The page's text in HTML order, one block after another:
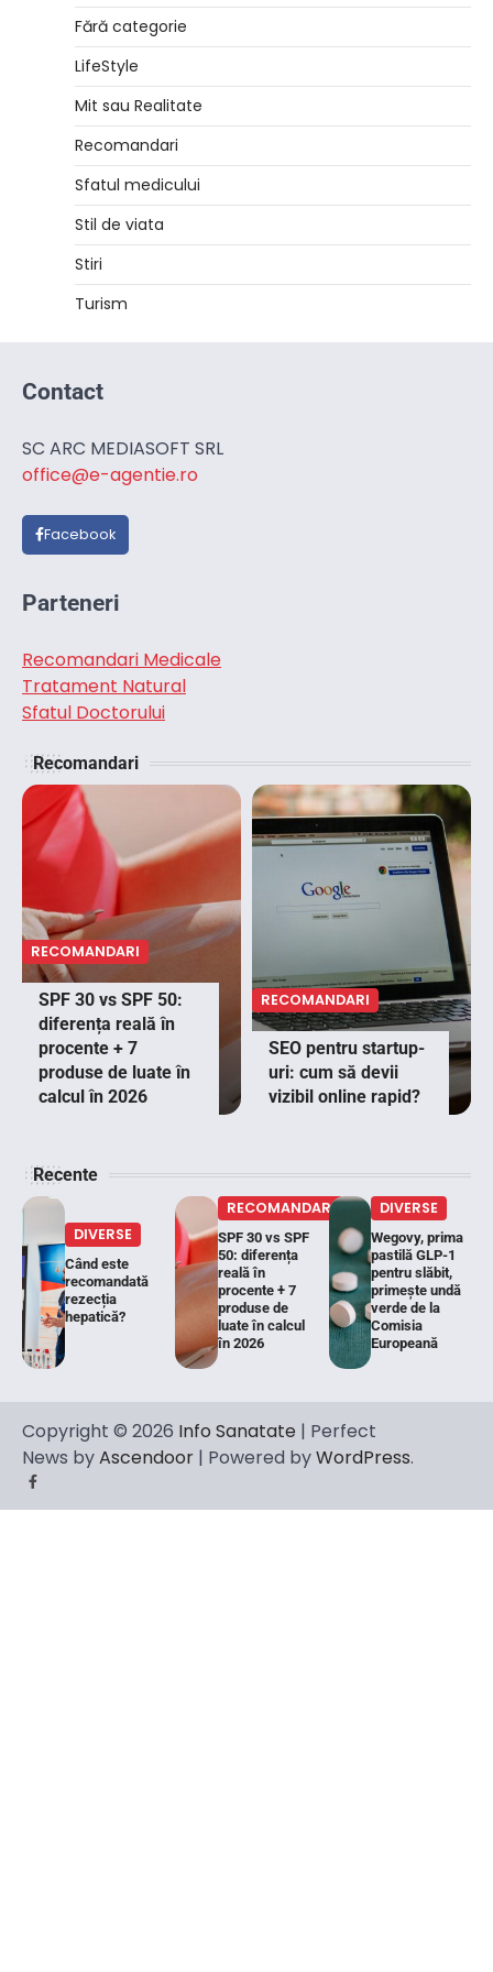
Fără categorie
LifeStyle
Mit sau Realitate
Recomandari
Sfatul medicului
Stil de viata
Stiri
Turism
Contact
SC ARC MEDIASOFT SRL
office@e-agentie.ro
Facebook
Parteneri
Recomandari Medicale
Tratament Natural
Sfatul Doctorului
Recomandari
RECOMANDARI
SPF 30 vs SPF 50:
diferența reală în
procente + 7
produse de luate în
calcul în 2026
RECOMANDARI
SEO pentru startup-
uri: cum să devii
vizibil online rapid?
Recente
DIVERSE
Când este
recomandată
rezecția
hepatică?
RECOMANDARI
SPF 30 vs SPF
50: diferența
reală în
procente + 7
produse de
luate în calcul
în 2026
DIVERSE
Wegovy, prima
pastilă GLP-1
pentru slăbit,
primește undă
verde de la
Comisia
Europeană
Copyright © 2026 Info Sanatate | Perfect
News byAscendoor | Powered byWordPress.
Facebook